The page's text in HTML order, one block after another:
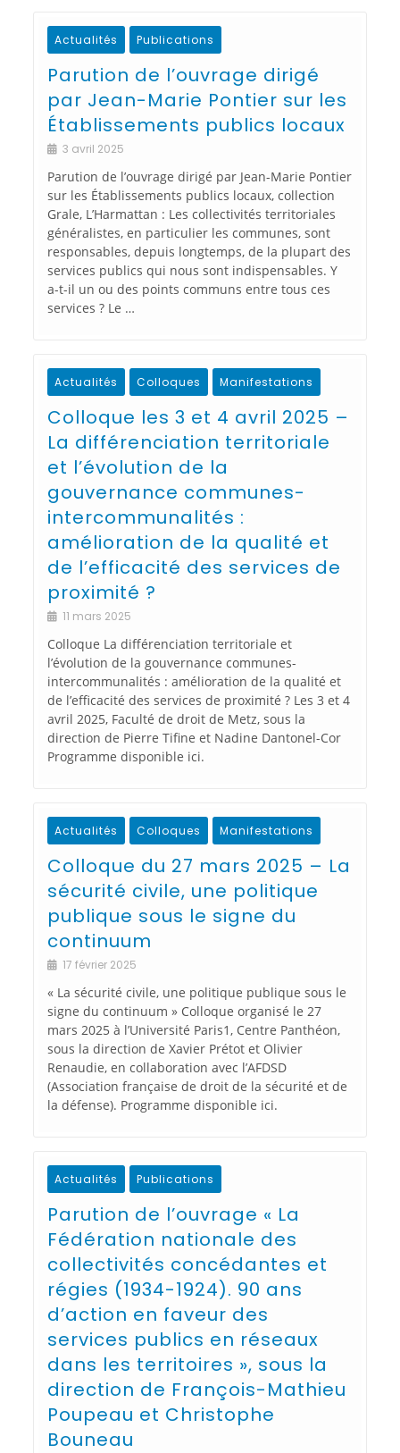
Actualités Publications
Parution de l’ouvrage dirigé
par Jean-Marie Pontier sur les
Établissements publics locaux
3 avril 2025
Parution de l’ouvrage dirigé par Jean-Marie Pontier
sur les Établissements publics locaux, collection
Grale, L’Harmattan : Les collectivités territoriales
généralistes, en particulier les communes, sont
responsables, depuis longtemps, de la plupart des
services publics qui nous sont indispensables. Y
a-t-il un ou des points communs entre tous ces
services ? Le …
Actualités Colloques Manifestations
Colloque les 3 et 4 avril 2025 –
La différenciation territoriale
et l’évolution de la
gouvernance communes-
intercommunalités :
amélioration de la qualité et
de l’efficacité des services de
proximité ?
11 mars 2025
Colloque La différenciation territoriale et
l’évolution de la gouvernance communes-
intercommunalités : amélioration de la qualité et
de l’efficacité des services de proximité ? Les 3 et 4
avril 2025, Faculté de droit de Metz, sous la
direction de Pierre Tifine et Nadine Dantonel-Cor
Programme disponible ici.
Actualités Colloques Manifestations
Colloque du 27 mars 2025 – La
sécurité civile, une politique
publique sous le signe du
continuum
17 février 2025
« La sécurité civile, une politique publique sous le
signe du continuum » Colloque organisé le 27
mars 2025 à l’Université Paris1, Centre Panthéon,
sous la direction de Xavier Prétot et Olivier
Renaudie, en collaboration avec l’AFDSD
(Association française de droit de la sécurité et de
la défense). Programme disponible ici.
Actualités Publications
Parution de l’ouvrage « La
Fédération nationale des
collectivités concédantes et
régies (1934-1924). 90 ans
d’action en faveur des
services publics en réseaux
dans les territoires », sous la
direction de François-Mathieu
Poupeau et Christophe
Bouneau